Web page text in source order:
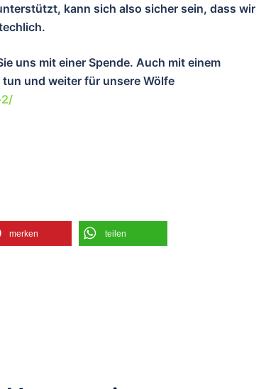
kann sich also sicher sein, dass wir
uns mit einer Spende. Auch mit einem
tun und weiter für unsere Wölfe
merken teilen